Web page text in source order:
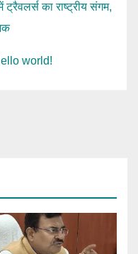
का राष्ट्रीय संगम,
world!